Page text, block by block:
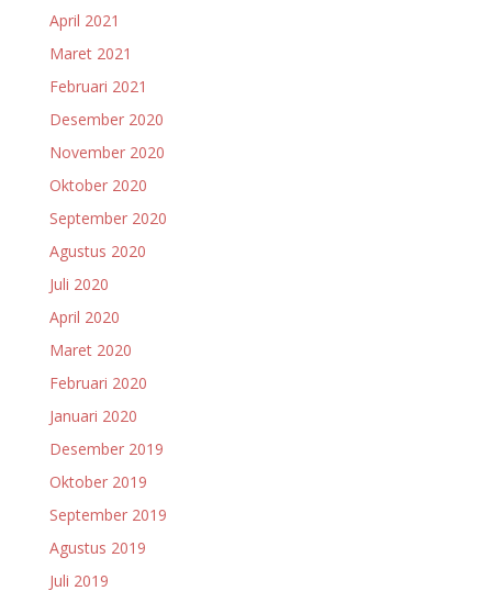
April 2021
Maret 2021
Februari 2021
Desember 2020
November 2020
Oktober 2020
September 2020
Agustus 2020
Juli 2020
April 2020
Maret 2020
Februari 2020
Januari 2020
Desember 2019
Oktober 2019
September 2019
Agustus 2019
Juli 2019